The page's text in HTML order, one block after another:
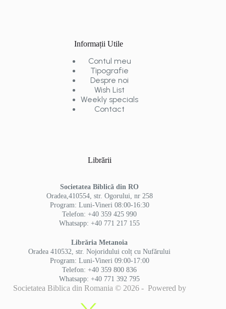
Informații Utile
Contul meu
Tipografie
Despre noi
Wish List
Weekly specials
Contact
Librării
Societatea Biblică din RO
Oradea,410554, str. Ogorului, nr 258
Program: Luni-Vineri 08:00-16:30
Telefon: +40 359 425 990
Whatsapp: +40 771 217 155
Librăria Metanoia
Oradea 410532, str. Nojoridului colț cu Nufărului
Program: Luni-Vineri 09:00-17:00
Telefon: +40 359 800 836
Whatsapp: +40 771 392 795
Societatea Biblica din Romania © 2026 - Powered by